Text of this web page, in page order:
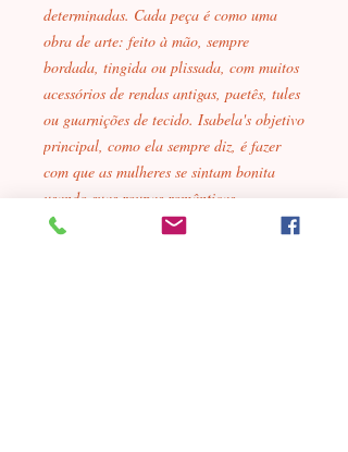
determinadas. Cada peça é como uma
obra de arte: feito à mão, sempre
bordada, tingida ou plissada, com muitos
acessórios de rendas antigas, paetês, tules
ou guarnições de tecido. Isabela's objetivo
principal, como ela sempre diz, é fazer
com que as mulheres se sintam bonita
usando suas roupas românticas.